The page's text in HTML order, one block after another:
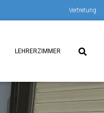
Vertretung
LEHRERZIMMER